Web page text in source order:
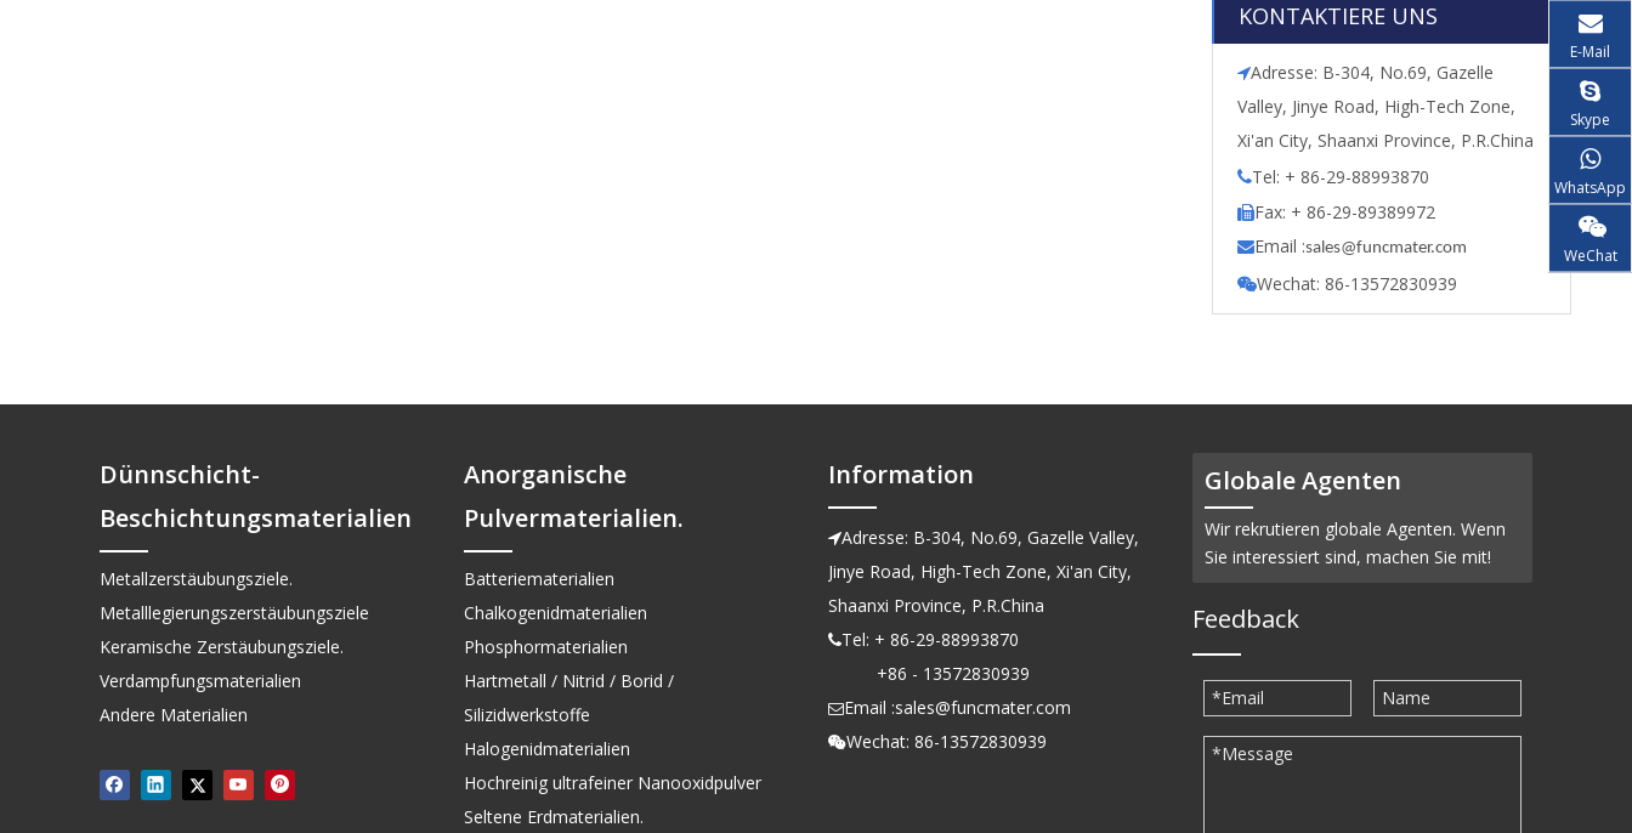
KONTAKTIERE UNS
Adresse: B-304, No.69, Gazelle
Valley, Jinye Road, High-Tech Zone,
Xi'an City, Shaanxi Province, P.R.China
Tel: + 86-29-88993870
Fax: + 86-29-89389972
Email :sales@funcmater.com
Wechat: 86-13572830939
Dünnschicht-
Beschichtungsmaterialien
Metallzerstäubungsziele.
Metalllegierungszerstäubungsziele
Keramische Zerstäubungsziele.
Verdampfungsmaterialien
Andere Materialien
E-Mail
Skype
WhatsApp
WeChat
Anorganische
Pulvermaterialien.
Batteriematerialien
Chalkogenidmaterialien
Phosphormaterialien
Hartmetall / Nitrid / Borid /
Silizidwerkstoffe
Halogenidmaterialien
Hochreinig ultrafeiner Nanooxidpulver
Seltene Erdmaterialien.
Information
Adresse: B-304, No.69, Gazelle Valley,
Jinye Road, High-Tech Zone, Xi'an City,
Shaanxi Province, P.R.China
Tel: + 86-29-88993870
+86 - 13572830939
Email :sales@funcmater.com
Wechat: 86-13572830939
Globale Agenten
Wir rekrutieren globale Agenten. Wenn
Sie interessiert sind, machen Sie mit!
Feedback